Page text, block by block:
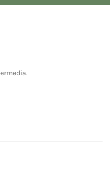
.